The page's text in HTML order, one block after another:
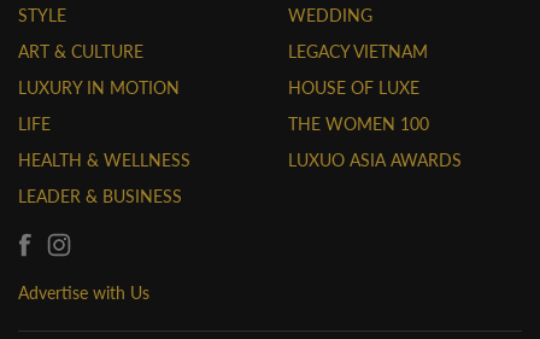
STYLE
ART & CULTURE
LUXURY IN MOTION
LIFE
HEALTH & WELLNESS
LEADER & BUSINESS
WEDDING
LEGACY VIETNAM
HOUSE OF LUXE
THE WOMEN 100
LUXUO ASIA AWARDS
Advertise with Us